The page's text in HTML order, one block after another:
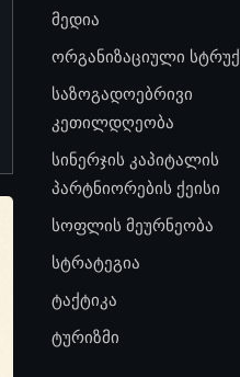
მედია
ორგანიზაციული
საზოგადოებრივი
კეთილდღეობა
სინერჯის კაპიტალის
პარტნიორების ქეისი
სოფლის მეურნეობა
სტრატეგია
ტაქტიკა
ტურიზმი